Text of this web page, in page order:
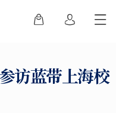
访蓝带上海校